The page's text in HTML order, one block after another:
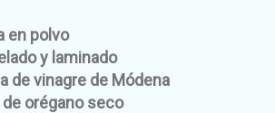
en polvo
y laminado
de vinagre de Módena
orégano seco